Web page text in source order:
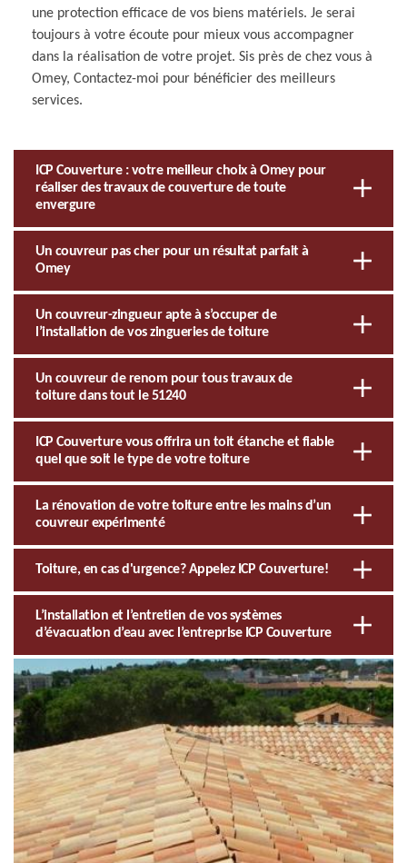
une protection efficace de vos biens matériels. Je serai
toujours à votre écoute pour mieux vous accompagner
dans la réalisation de votre projet. Sis près de chez vous à
Omey, Contactez-moi pour bénéficier des meilleurs
services.
ICP Couverture : votre meilleur choix à Omey pour
réaliser des travaux de couverture de toute
envergure
Un couvreur pas cher pour un résultat parfait à
Omey
Un couvreur-zingueur apte à s’occuper de
l’installation de vos zingueries de toiture
Un couvreur de renom pour tous travaux de
toiture dans tout le 51240
ICP Couverture vous offrira un toit étanche et fiable
quel que soit le type de votre toiture
La rénovation de votre toiture entre les mains d’un
couvreur expérimenté
Toiture, en cas d'urgence? Appelez ICP Couverture!
L’installation et l’entretien de vos systèmes
d’évacuation d’eau avec l’entreprise ICP Couverture